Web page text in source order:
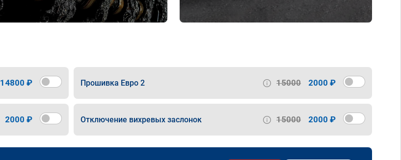
14800 ₽ Прошивка Евро 2 15000 2000 ₽
2000 ₽ Отключение вихревых заслонок 15000 2000 ₽